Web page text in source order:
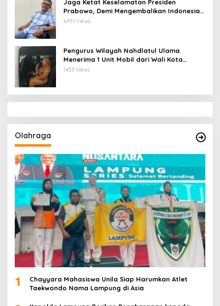
Jaga Ketat Keselamatan Presiden
Prabowo, Demi Mengembalikan Indonesia
Menjadi Macan Asia
6951 Views
Pengurus Wilayah Nahdlatul Ulama
Menerima 1 Unit Mobil dari Wali Kota
Bandar Lampung
1453 Views
Olahraga
1
Chayyara Mahasiswa Unila Siap Harumkan Atlet
Taekwondo Nama Lampung di Asia